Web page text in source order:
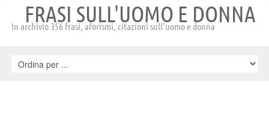
FRASI SULL'UOMO E DONNA
In archivio 356 frasi, aforismi, citazioni sull'uomo e donna